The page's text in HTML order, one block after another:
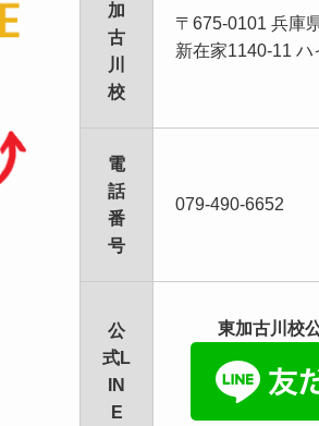
加
古
川
校
〒675-0101 兵庫
新在家1140-11
電
話
番
号
079-490-6652
公
式L
IN
E
東加古川校